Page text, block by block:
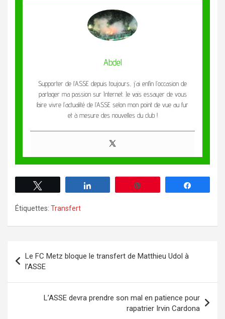
Abdel
Supporter de l’ASSE depuis toujours, j’ai enfin l’occasion de
partager ma passion sur Internet. Je vais essayer de vous
faire vivre l’actualité de l’ASSE selon mon point de vue au fur
et à mesure des nouvelles du club !
Étiquettes: Transfert
Le FC Metz bloque le transfert de Matthieu Udol à
l’ASSE
L’ASSE devra prendre son mal en patience pour
rapatrier Irvin Cardona